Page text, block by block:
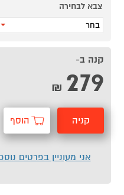
צבא לבחירה
בחר
קנה ב-
279
₪
קניה הוסף
אני מעוניין בפרטים